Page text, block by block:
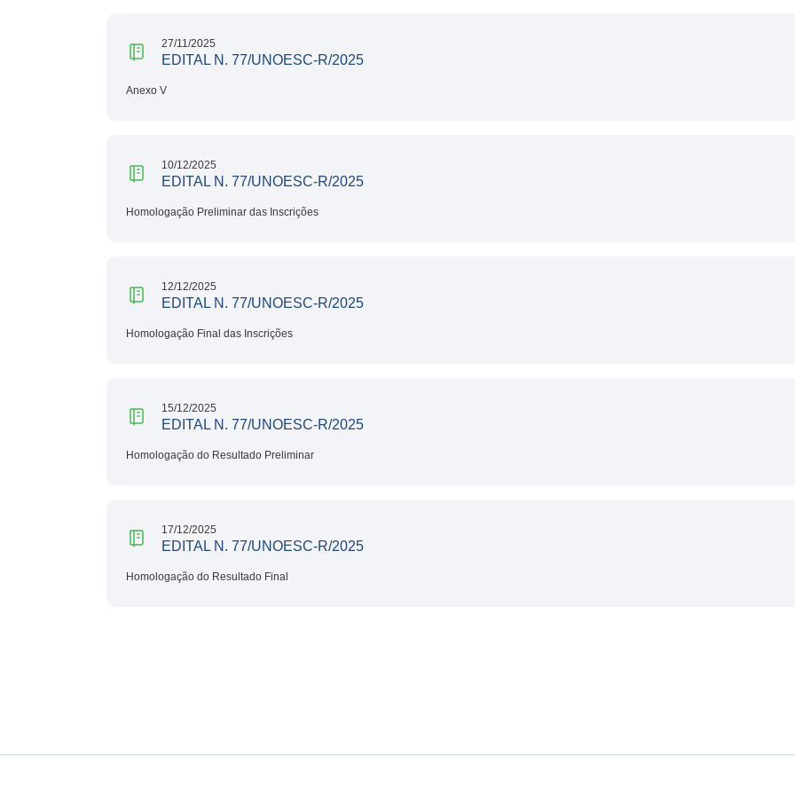
27/11/2025
EDITAL N. 77/UNOESC-R/2025
Anexo V
10/12/2025
EDITAL N. 77/UNOESC-R/2025
Homologação Preliminar das Inscrições
12/12/2025
EDITAL N. 77/UNOESC-R/2025
Homologação Final das Inscrições
15/12/2025
EDITAL N. 77/UNOESC-R/2025
Homologação do Resultado Preliminar
17/12/2025
EDITAL N. 77/UNOESC-R/2025
Homologação do Resultado Final